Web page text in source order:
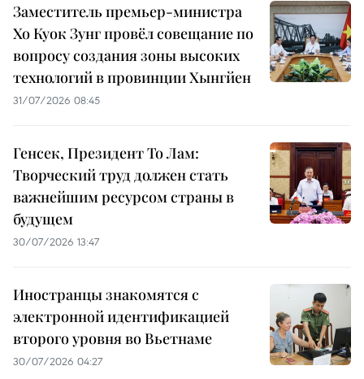
Заместитель премьер-министра
Хо Куок Зунг провёл совещание по
вопросу создания зоны высоких
технологий в провинции Хынгйен
31/07/2026 08:45
Генсек, Президент То Лам:
Творческий труд должен стать
важнейшим ресурсом страны в
будущем
30/07/2026 13:47
Иностранцы знакомятся с
электронной идентификацией
второго уровня во Вьетнаме
30/07/2026 04:27